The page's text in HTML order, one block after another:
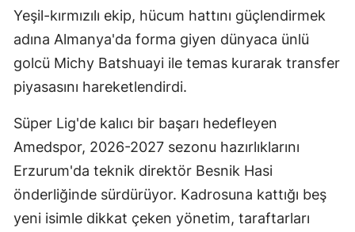
Yeşil-kırmızılı ekip, hücum hattını güçlendirmek
adına Almanya'da forma giyen dünyaca ünlü
golcü Michy Batshuayi ile temas kurarak transfer
piyasasını hareketlendirdi.
Süper Lig'de kalıcı bir başarı hedefleyen
Amedspor, 2026-2027 sezonu hazırlıklarını
Erzurum'da teknik direktör Besnik Hasi
önderliğinde sürdürüyor. Kadrosuna kattığı beş
yeni isimle dikkat çeken yönetim, taraftarları